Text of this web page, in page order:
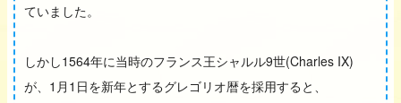
ていました。
しかし1564年に当時のフランス王シャルル9世(Charles IX)
が、1月1日を新年とするグレゴリオ暦を採用すると、